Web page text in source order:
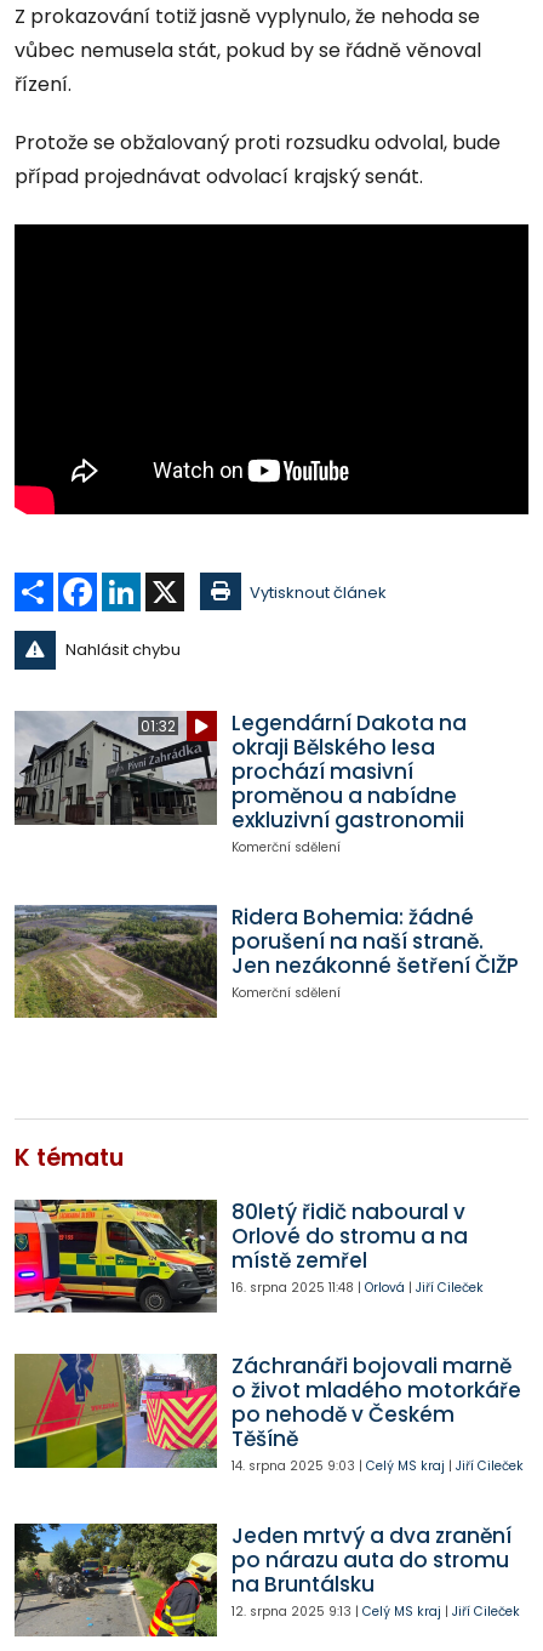
Z prokazování totiž jasně vyplynulo, že nehoda se
vůbec nemusela stát, pokud by se řádně věnoval
řízení.
Protože se obžalovaný proti rozsudku odvolal, bude
případ projednávat odvolací krajský senát.
Sdílet Facebook
LinkedIn Vytisknout článek
Nahlásit chybu
01:32
Legendární Dakota na
okraji Bělského lesa
prochází masivní
proměnou a nabídne
exkluzivní gastronomii
Komerční sdělení
Ridera Bohemia: žádné
porušení na naší straně.
Jen nezákonné šetření ČIŽP
Komerční sdělení
K tématu
80letý řidič naboural v
Orlové do stromu a na
místě zemřel
16. srpna 2025 11:48 | Orlová | Jiří Cileček
Záchranáři bojovali marně
o život mladého motorkáře
po nehodě v Českém
Těšíně
14. srpna 2025 9:03 | Celý MS kraj | Jiří Cileček
Jeden mrtvý a dva zranění
po nárazu auta do stromu
na Bruntálsku
12. srpna 2025 9:13 | Celý MS kraj | Jiří Cileček